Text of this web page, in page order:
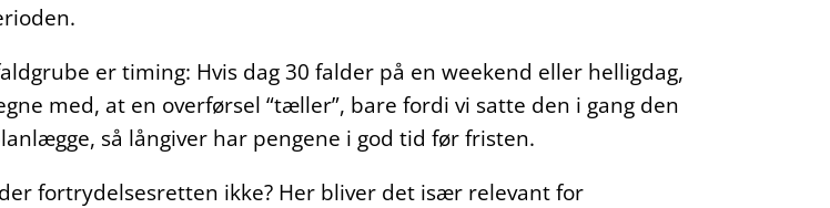
er timing: Hvis dag 30 falder på en weekend eller helligdag,
med, at en overførsel “tæller”, bare fordi vi satte den i gang den
så långiver har pengene i god tid før fristen.
fortrydelsesretten ikke? Her bliver det især relevant for